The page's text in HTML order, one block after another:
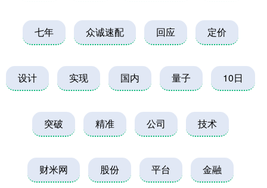
七年 众诚速配 回应 定价
设计 实现 国内 量子 10日
突破 精准 公司 技术
财米网 股份 平台 金融